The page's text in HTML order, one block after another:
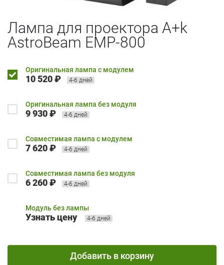
Лампа для проектора A+k
AstroBeam EMP-800
Оригинальная лампа с модулем
10 520 ₽ 4-6 дней
Оригинальная лампа без модуля
9 930 ₽ 4-6 дней
Совместимая лампа с модулем
7 620 ₽ 4-6 дней
Совместимая лампа без модуля
6 260 ₽ 4-6 дней
Модуль без лампы
Узнать цену 4-6 дней
Добавить в корзину